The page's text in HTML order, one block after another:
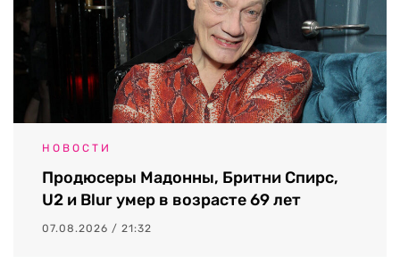
НОВОСТИ
Продюсеры Мадонны, Бритни Спирс,
U2 и Blur умер в возрасте 69 лет
07.08.2026 / 21:32